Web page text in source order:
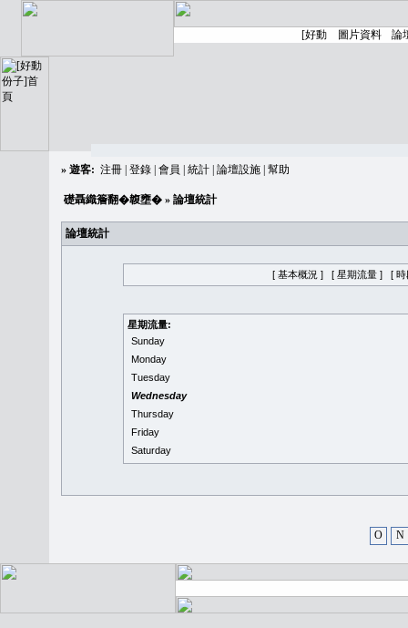
» 遊客: 注冊 登錄 會員 統計 論壇設施 幫助
礎聶織簷翻�䪖壅� » 論壇統計
論壇統計
[ 基本概況 ] [ 星期流量 ] [ 時
星期流量:
Sunday
Monday
Tuesday
Wednesday
Thursday
Friday
Saturday
O N